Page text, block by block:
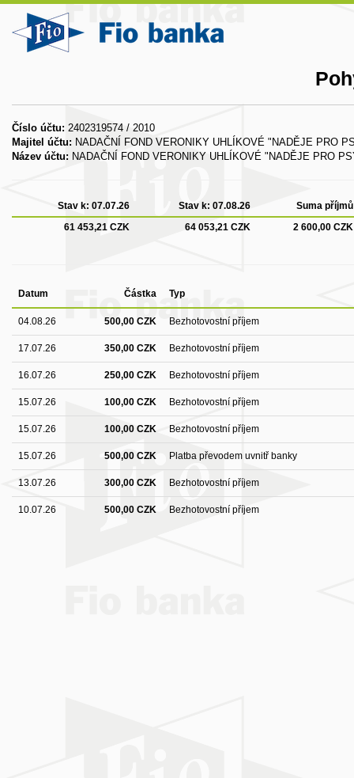
Číslo účtu: 2402319574 / 2010
Majitel účtu: NADAČNÍ FOND VERONIKY UHLÍKOVÉ "NADĚJE PRO
Název účtu: NADAČNÍ FOND VERONIKY UHLÍKOVÉ "NADĚJE PRO
Stav k: 07.07.26 Stav k: 07.08.26
Suma příjmů
61 453,21 CZK
64 053,21 CZK 2 600,00 CZK
Datum Částka Typ
04.08.26 500,00 CZK Bezhotovostní příjem
17.07.26 350,00 CZK Bezhotovostní příjem
16.07.26 250,00 CZK Bezhotovostní příjem
15.07.26 100,00 CZK Bezhotovostní příjem
15.07.26 100,00 CZK Bezhotovostní příjem
15.07.26 500,00 CZK Platba převodem uvnitř banky
13.07.26 300,00 CZK Bezhotovostní příjem
10.07.26 500,00 CZK Bezhotovostní příjem